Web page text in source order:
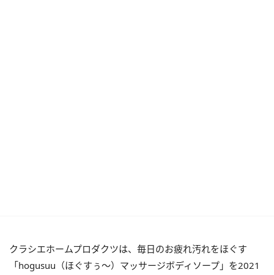
クラシエホームプロダクツは、毎日のお疲れ汚れをほぐす
「hogusuu（ほぐすぅ～）マッサージボディソープ」を2021